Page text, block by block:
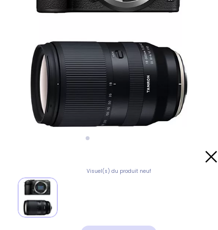
Visuel(s) du produit neuf